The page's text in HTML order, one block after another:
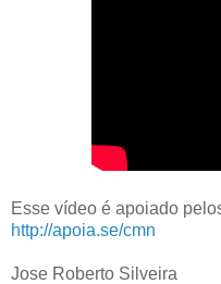
Esse vídeo é apoiado
http://apoia.se/cmn
Jose Roberto Silveira